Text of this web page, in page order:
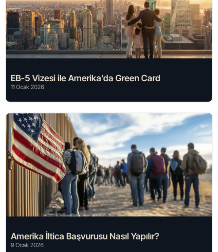
EB-5 Vizesi ile Amerika’da Green Card
11 Ocak 2026
Amerika İltica Başvurusu Nasıl Yapılır?
9 Ocak 2026